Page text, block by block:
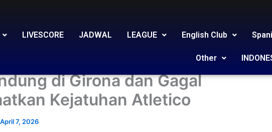
LIVESCORE JADWAL LEAGUE English Club
Other
Emas yang Terlewat: Villarreal
di Girona dan Gagal
Kejatuhan Atletico
April 7, 2026